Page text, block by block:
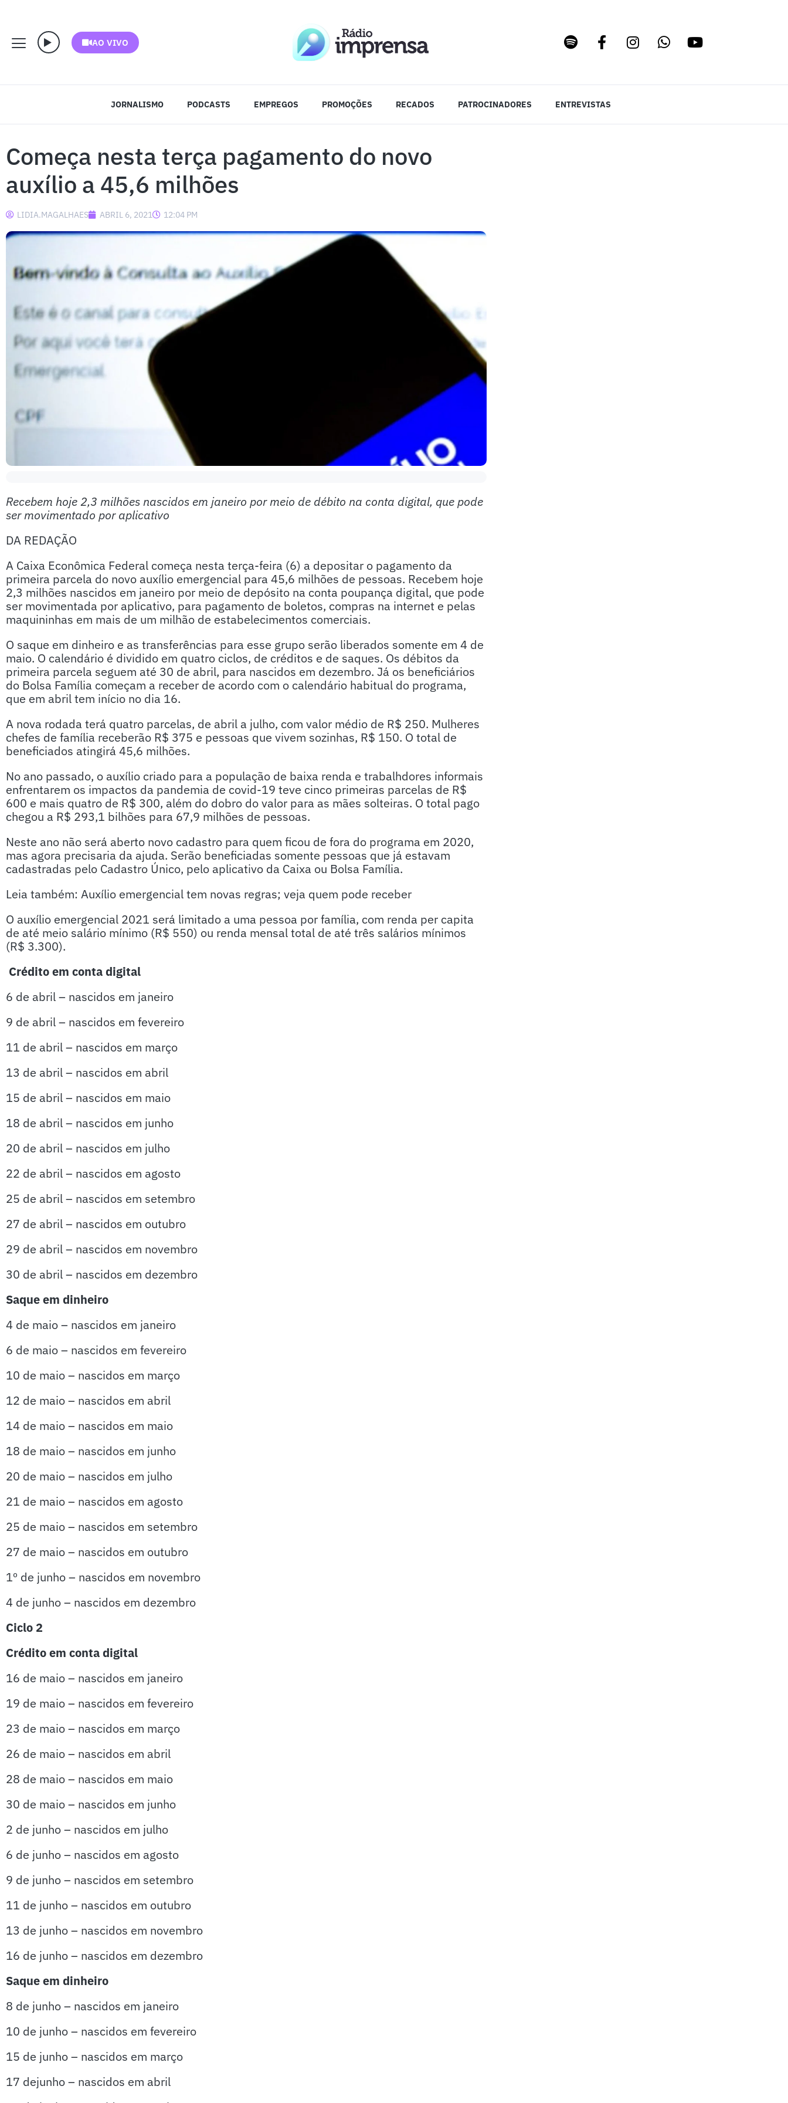
AO VIVO
JORNALISMO PODCASTS EMPREGOS PROMOÇÕES RECADOS PATROCINADORES ENTREVISTAS
Começa nesta terça pagamento do novo
auxílio a 45,6 milhões
LIDIA.MAGALHAES ABRIL 6, 2021 12:04 PM
Recebem hoje 2,3 milhões nascidos em janeiro por meio de débito na conta digital, que pode
ser movimentado por aplicativo
DA REDAÇÃO
A Caixa Econômica Federal começa nesta terça-feira (6) a depositar o pagamento da
primeira parcela do novo auxílio emergencial para 45,6 milhões de pessoas. Recebem hoje
2,3 milhões nascidos em janeiro por meio de depósito na conta poupança digital, que pode
ser movimentada por aplicativo, para pagamento de boletos, compras na internet e pelas
maquininhas em mais de um milhão de estabelecimentos comerciais.
O saque em dinheiro e as transferências para esse grupo serão liberados somente em 4 de
maio. O calendário é dividido em quatro ciclos, de créditos e de saques. Os débitos da
primeira parcela seguem até 30 de abril, para nascidos em dezembro. Já os beneficiários
do Bolsa Família começam a receber de acordo com o calendário habitual do programa,
que em abril tem início no dia 16.
A nova rodada terá quatro parcelas, de abril a julho, com valor médio de R$ 250. Mulheres
chefes de família receberão R$ 375 e pessoas que vivem sozinhas, R$ 150. O total de
beneficiados atingirá 45,6 milhões.
No ano passado, o auxílio criado para a população de baixa renda e trabalhdores informais
enfrentarem os impactos da pandemia de covid-19 teve cinco primeiras parcelas de R$
600 e mais quatro de R$ 300, além do dobro do valor para as mães solteiras. O total pago
chegou a R$ 293,1 bilhões para 67,9 milhões de pessoas.
Neste ano não será aberto novo cadastro para quem ficou de fora do programa em 2020,
mas agora precisaria da ajuda. Serão beneficiadas somente pessoas que já estavam
cadastradas pelo Cadastro Único, pelo aplicativo da Caixa ou Bolsa Família.
Leia também: Auxílio emergencial tem novas regras; veja quem pode receber
O auxílio emergencial 2021 será limitado a uma pessoa por família, com renda per capita
de até meio salário mínimo (R$ 550) ou renda mensal total de até três salários mínimos
(R$ 3.300).
Crédito em conta digital
6 de abril – nascidos em janeiro
9 de abril – nascidos em fevereiro
11 de abril – nascidos em março
13 de abril – nascidos em abril
15 de abril – nascidos em maio
18 de abril – nascidos em junho
20 de abril – nascidos em julho
22 de abril – nascidos em agosto
25 de abril – nascidos em setembro
27 de abril – nascidos em outubro
29 de abril – nascidos em novembro
30 de abril – nascidos em dezembro
Saque em dinheiro
4 de maio – nascidos em janeiro
6 de maio – nascidos em fevereiro
10 de maio – nascidos em março
12 de maio – nascidos em abril
14 de maio – nascidos em maio
18 de maio – nascidos em junho
20 de maio – nascidos em julho
21 de maio – nascidos em agosto
25 de maio – nascidos em setembro
27 de maio – nascidos em outubro
1º de junho – nascidos em novembro
4 de junho – nascidos em dezembro
Ciclo 2
Crédito em conta digital
16 de maio – nascidos em janeiro
19 de maio – nascidos em fevereiro
23 de maio – nascidos em março
26 de maio – nascidos em abril
28 de maio – nascidos em maio
30 de maio – nascidos em junho
2 de junho – nascidos em julho
6 de junho – nascidos em agosto
9 de junho – nascidos em setembro
11 de junho – nascidos em outubro
13 de junho – nascidos em novembro
16 de junho – nascidos em dezembro
Saque em dinheiro
8 de junho – nascidos em janeiro
10 de junho – nascidos em fevereiro
15 de junho – nascidos em março
17 dejunho – nascidos em abril